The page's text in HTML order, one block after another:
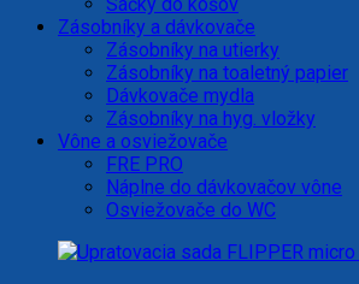
Zásobníky a dávkovače
Zásobníky na utierky
Zásobníky na toaletný papier
Dávkovače mydla
Zásobníky na hyg. vložky
Vône a osviežovače
FRE PRO
Náplne do dávkovačov vône
Osviežovače do WC